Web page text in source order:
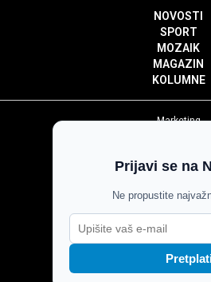
NOVOSTI
SPORT
MOZAIK
MAGAZIN
KOLUMNE
Marketing
Impressum
Pravila
Agroglas
Prijavi se na
Ne propustite